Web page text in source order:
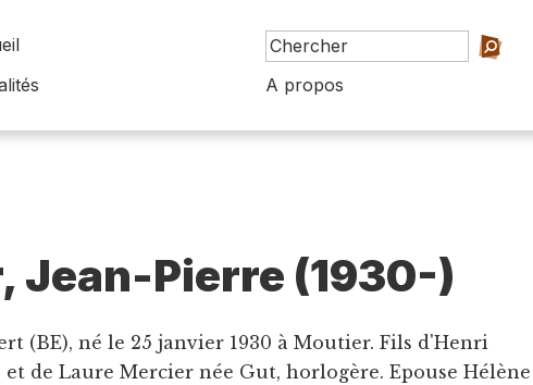
A propos
Jean-Pierre (1930-)
(BE), né le 25 janvier 1930 à Moutier. Fils d'Henri
de Laure Mercier née Gut, horlogère. Epouse Hélène